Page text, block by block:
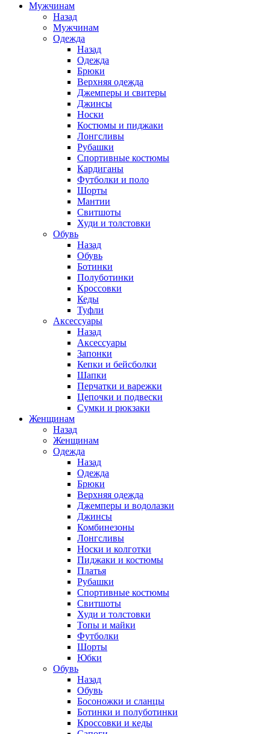
Мужчинам
Назад
Мужчинам
Одежда
Назад
Одежда
Брюки
Верхняя одежда
Джемперы и свитеры
Джинсы
Носки
Костюмы и пиджаки
Лонгсливы
Рубашки
Спортивные костюмы
Кардиганы
Футболки и поло
Шорты
Мантии
Свитшоты
Худи и толстовки
Обувь
Назад
Обувь
Ботинки
Полуботинки
Кроссовки
Кеды
Туфли
Аксессуары
Назад
Аксессуары
Запонки
Кепки и бейсболки
Шапки
Перчатки и варежки
Цепочки и подвески
Сумки и рюкзаки
Женщинам
Назад
Женщинам
Одежда
Назад
Одежда
Брюки
Верхняя одежда
Джемперы и водолазки
Джинсы
Комбинезоны
Лонгсливы
Носки и колготки
Пиджаки и костюмы
Платья
Рубашки
Спортивные костюмы
Свитшоты
Худи и толстовки
Топы и майки
Футболки
Шорты
Юбки
Обувь
Назад
Обувь
Босоножки и сланцы
Ботинки и полуботинки
Кроссовки и кеды